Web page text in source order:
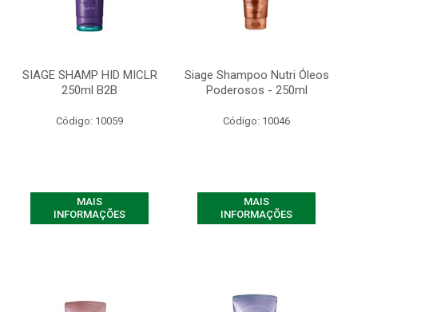
SIAGE SHAMP HID MICLR
250ml B2B
Código: 10059
MAIS
INFORMAÇÕES
Siage Shampoo Nutri Óleos
Poderosos - 250ml
Código: 10046
MAIS
INFORMAÇÕES